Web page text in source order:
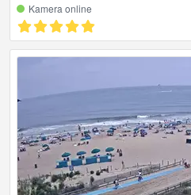
Kamera online